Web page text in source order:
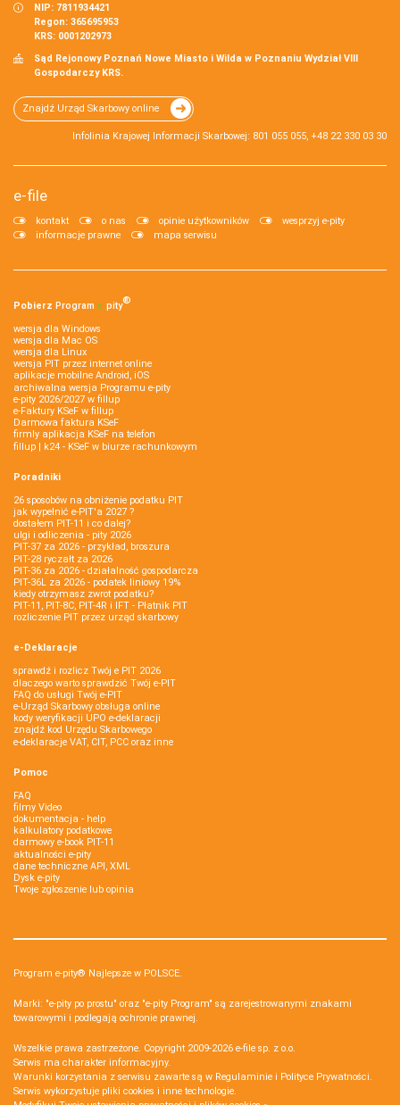
NIP: 7811934421
Regon: 365695953
KRS: 0001202973
Sąd Rejonowy Poznań Nowe Miasto i Wilda w Poznaniu Wydział VIII
Gospodarczy KRS.
Znajdź Urząd Skarbowy online
Infolinia Krajowej Informacji Skarbowej: 801 055 055, +48 22 330 03 30
e-file
kontakt o nas opinie użytkowników
wesprzyj e-pity
informacje prawne
mapa serwisu
Pobierz Program e‑pity®
wersja dla Windows
wersja dla Mac OS
wersja dla Linux
wersja PIT przez internet online
aplikacje mobilne Android, iOS
archiwalna wersja Programu e-pity
e-pity 2026/2027 w fillup
e‑Faktury KSeF w fillup
Darmowa faktura KSeF
firmly aplikacja KSeF na telefon
fillup | k24 - KSeF w biurze rachunkowym
Poradniki
26 sposobów na obniżenie podatku PIT
jak wypełnić e-PIT'a 2027 ?
dostałem PIT-11 i co dalej?
ulgi i odliczenia - pity 2026
PIT-37 za 2026 - przykład, broszura
PIT-28 ryczałt za 2026
PIT-36 za 2026 - działalność gospodarcza
PIT-36L za 2026 - podatek liniowy 19%
kiedy otrzymasz zwrot podatku?
PIT-11, PIT-8C, PIT-4R i IFT - Płatnik PIT
rozliczenie PIT przez urząd skarbowy
e-Deklaracje
sprawdź i rozlicz Twój e PIT 2026
dlaczego warto sprawdzić Twój e-PIT
FAQ do usługi Twój e-PIT
e-Urząd Skarbowy obsługa online
kody weryfikacji UPO e-deklaracji
znajdź kod Urzędu Skarbowego
e-deklaracje VAT, CIT, PCC oraz inne
Pomoc
FAQ
filmy Video
dokumentacja - help
kalkulatory podatkowe
darmowy e-book PIT-11
aktualności e-pity
dane techniczne API, XML
Dysk e-pity
Twoje zgłoszenie lub opinia
Program e-pity® Najlepsze w POLSCE.
Marki: "e-pity po prostu" oraz "e-pity Program" są zarejestrowanymi znakami
towarowymi i podlegają ochronie prawnej.
Wszelkie prawa zastrzeżone. Copyright 2009-2026 e-file sp. z o.o.
Serwis ma charakter informacyjny.
Warunki korzystania z serwisu zawarte są w Regulaminie i Polityce Prywatności.
Serwis wykorzystuje pliki cookies i inne technologie.